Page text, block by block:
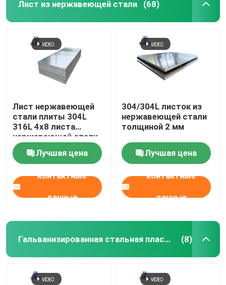
Лист из нержавеющей стали (68)
Лист нержавеющей
стали плиты 304L
316L 4x8 листа
нержавеющей стали
JIS стандартный
Лучшая цена
контактные
данные
304/304L листок из
нержавеющей стали
толщиной 2 мм
Лучшая цена
контактные
данные
Гальванизированная стальная пластина (8)